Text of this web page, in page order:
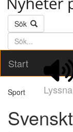
Sök
Söktext
Start
Lyssna
Sport